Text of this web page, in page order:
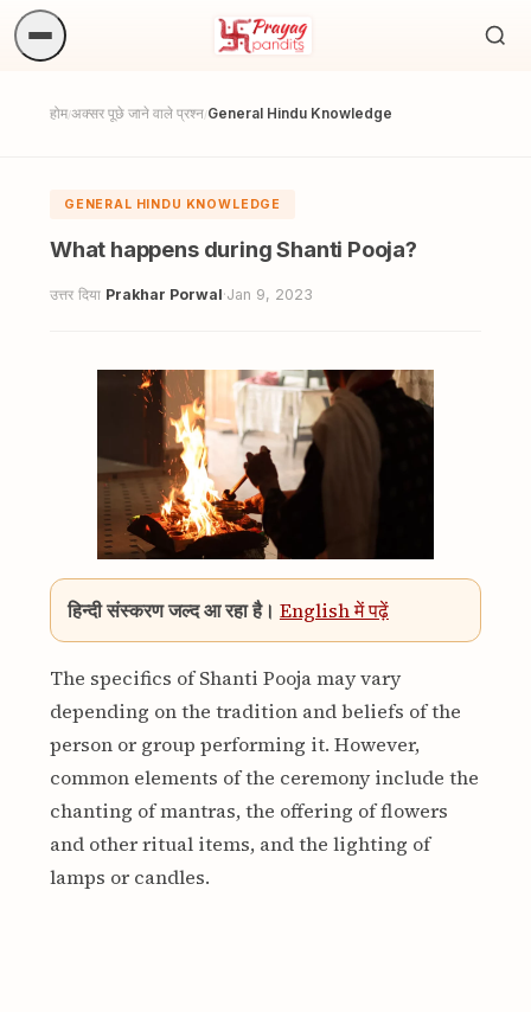
होम/अक्सर पूछे जाने वाले प्रश्न/General Hindu Knowledge
GENERAL HINDU KNOWLEDGE
What happens during Shanti Pooja?
उत्तर दिया Prakhar Porwal·Jan 9, 2023
हिन्दी संस्करण जल्द आ रहा है। English में पढ़ें
The specifics of Shanti Pooja may vary
depending on the tradition and beliefs of the
person or group performing it. However,
common elements of the ceremony include the
chanting of mantras, the offering of flowers
and other ritual items, and the lighting of
lamps or candles.